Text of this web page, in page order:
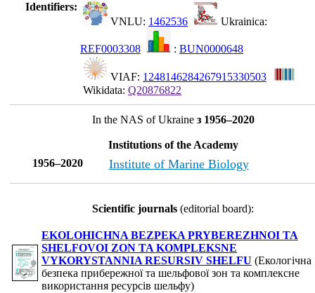
Identifiers:
VNLU: 1462536 Ukrainica:
REF0003308 : BUN0000648
VIAF: 1248146284267915330503
Wikidata: Q20876822
In the NAS of Ukraineз 1956–2020
Institutions of the Academy
1956–2020
Institute of Marine Biology
Scientific journals (editorial board):
EKOLOHICHNA BEZPEKA PRYBEREZHNOI TA
SHELFOVOI ZON TA KOMPLEKSNE
VYKORYSTANNIA RESURSIV SHELFU (Екологічна
безпека прибережної та шельфової зон та комплексне
використання ресурсів шельфу)